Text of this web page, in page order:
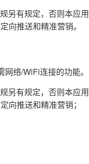
另有规定，否则本应用
向推送和精准营销。
络/WiFi连接的功能。
另有规定，否则本应用
向推送和精准营销；